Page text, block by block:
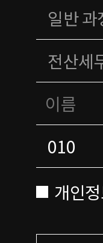
개인